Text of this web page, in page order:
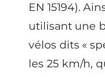
EN 15194).
utilisant une
vélos dits «
les 25 km/h,